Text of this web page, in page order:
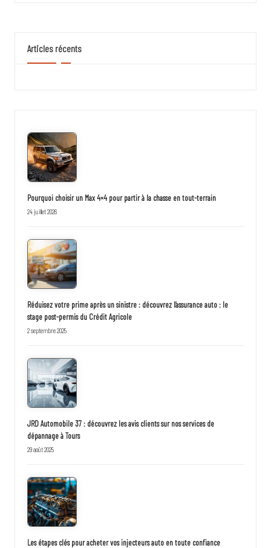
Articles récents
Pourquoi choisir un Max 4×4 pour partir à la chasse en tout-terrain
24 juillet 2026
Réduisez votre prime après un sinistre : découvrez l’assurance auto : le
stage post-permis du Crédit Agricole
2 septembre 2025
JRD Automobile 37 : découvrez les avis clients sur nos services de
dépannage à Tours
29 août 2025
Les étapes clés pour acheter vos injecteurs auto en toute confiance